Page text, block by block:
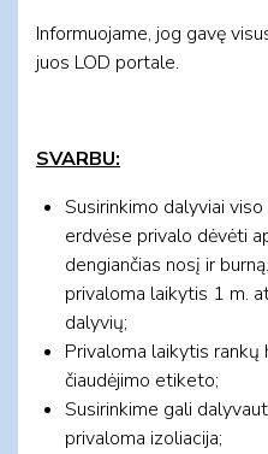
Informuojame, jog gavę
juos LOD portale.
SVARBU:
Susirinkimo dalyviai
erdvėse privalo dėvėti
dengiančias nosį ir
privaloma laikytis 1 m.
dalyvių;
Privaloma laikytis rankų
čiaudėjimo etiketo;
Susirinkime gali
privaloma izoliacija;